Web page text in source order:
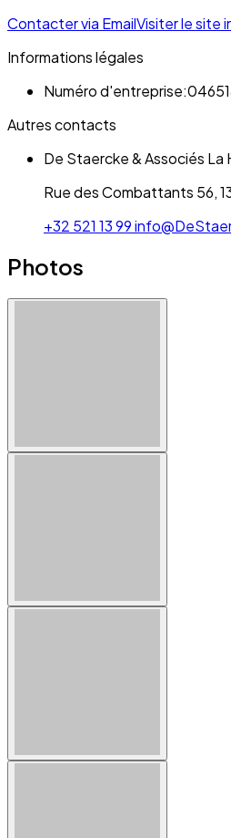
Contacter via EmailVisiter le site
Informations légales
Numéro d'entreprise:
Autres contacts
De Staercke & Associés La
Rue des Combattants 56,
+32 521 13 99
Photos